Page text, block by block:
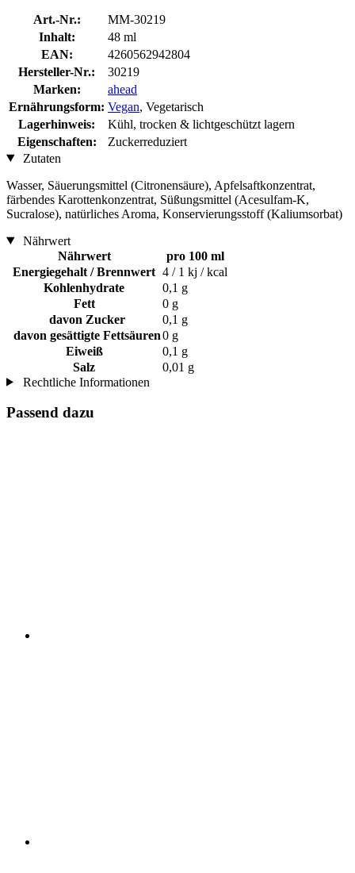
Art.-Nr.:
MM-30219
Inhalt:
48 ml
EAN:
4260562942804
Hersteller-Nr.:
30219
Marken:
ahead
Ernährungsform: Vegan, Vegetarisch
Lagerhinweis:
Kühl, trocken & lichtgeschützt lagern
Eigenschaften:
Zuckerreduziert
Zutaten
Wasser, Säuerungsmittel (Citronensäure), Apfelsaftkonzentrat,
färbendes Karottenkonzentrat, Süßungsmittel (Acesulfam-K,
Sucralose), natürliches Aroma, Konservierungsstoff (Kaliumsorbat)
Nährwert
Nährwert
pro 100 ml
Energiegehalt / Brennwert 4 / 1 kj / kcal
Kohlenhydrate
0,1 g
Fett
0 g
davon Zucker
0,1 g
davon gesättigte Fettsäuren0 g
Eiweiß
0,1 g
Salz
0,01 g
Rechtliche Informationen
Passend dazu